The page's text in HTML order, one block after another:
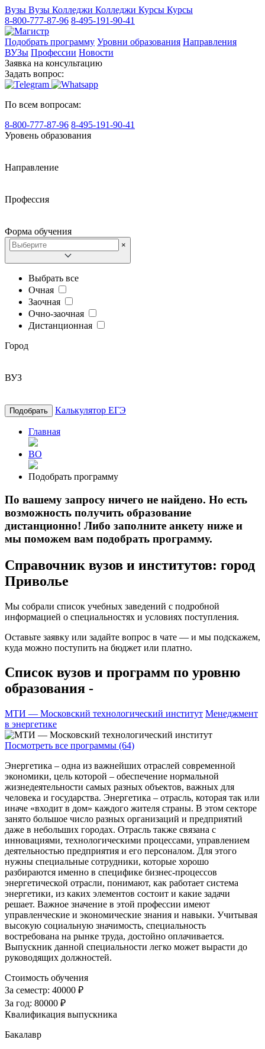
Вузы Вузы Колледжи Колледжи Курсы Курсы
8-800-777-87-96 8-495-191-90-41
Подобрать программу Уровни образования Направления
ВУЗы Профессии Новости
Заявка на консультацию
Задать вопрос:
По всем вопросам:
8-800-777-87-96 8-495-191-90-41
Уровень образования
Направление
Профессия
Форма обучения
×
Выбрать все
Очная
Заочная
Очно-заочная
Дистанционная
Город
ВУЗ
Подобрать Калькулятор ЕГЭ
Главная
ВО
Подобрать программу
По вашему запросу ничего не найдено. Но есть
возможность получить образование
дистанционно! Либо заполните анкету ниже и
мы поможем вам подобрать программу.
Справочник вузов и институтов: город
Приволье
Мы собрали список учебных заведений с подробной
информацией о специальностях и условиях поступления.
Оставьте заявку или задайте вопрос в чате — и мы подскажем,
куда можно поступить на бюджет или платно.
Список вузов и программ по уровню
образования -
МТИ — Московский технологический институт Менеджмент
в энергетике
Посмотреть все программы (64)
Энергетика – одна из важнейших отраслей современной
экономики, цель которой – обеспечение нормальной
жизнедеятельности самых разных объектов, важных для
человека и государства. Энергетика – отрасль, которая так или
иначе «входит в дом» каждого жителя страны. В этом секторе
занято большое число разных организаций и предприятий
даже в небольших городах. Отрасль также связана с
инновациями, технологическими процессами, управлением
деятельностью предприятия и его персоналом. Для этого
нужны специальные сотрудники, которые хорошо
разбираются именно в специфике бизнес-процессов
энергетической отрасли, понимают, как работает система
энергетики, из каких элементов состоит и какие задачи
решает. Важное значение в этой профессии имеют
управленческие и экономические знания и навыки. Учитывая
высокую социальную значимость, специальность
востребована на рынке труда, достойно оплачивается.
Выпускник данной специальности легко может вырасти до
руководящих должностей.
Стоимость обучения
За семестр: 40000 ₽
За год: 80000 ₽
Квалификация выпускника
Бакалавр